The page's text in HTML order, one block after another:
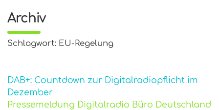
Archiv
Schlagwort: EU-Regelung
DAB+: Countdown zur Digitalradiopflicht im
Dezember
Pressemeldung Digitalradio Büro Deutschland